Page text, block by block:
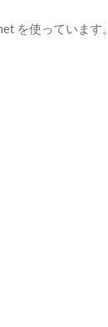
を使っています。